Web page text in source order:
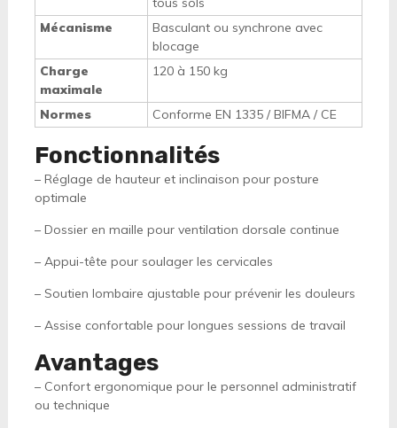
Mécanisme
Basculant ou synchrone avec
blocage
Charge
maximale
120 à 150 kg
Normes Conforme EN 1335 / BIFMA / CE
Fonctionnalités
– Réglage de hauteur et inclinaison pour posture
optimale
– Dossier en maille pour ventilation dorsale continue
– Appui-tête pour soulager les cervicales
– Soutien lombaire ajustable pour prévenir les douleurs
– Assise confortable pour longues sessions de travail
Avantages
– Confort ergonomique pour le personnel administratif
ou technique